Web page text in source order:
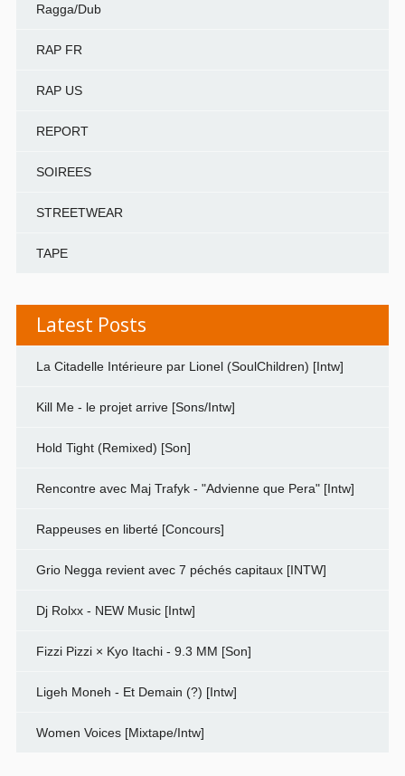
Ragga/Dub
RAP FR
RAP US
REPORT
SOIREES
STREETWEAR
TAPE
Latest Posts
La Citadelle Intérieure par Lionel (SoulChildren) [Intw]
Kill Me - le projet arrive [Sons/Intw]
Hold Tight (Remixed) [Son]
Rencontre avec Maj Trafyk - "Advienne que Pera" [Intw]
Rappeuses en liberté [Concours]
Grio Negga revient avec 7 péchés capitaux [INTW]
Dj Rolxx - NEW Music [Intw]
Fizzi Pizzi × Kyo Itachi - 9.3 MM [Son]
Ligeh Moneh - Et Demain (?) [Intw]
Women Voices [Mixtape/Intw]